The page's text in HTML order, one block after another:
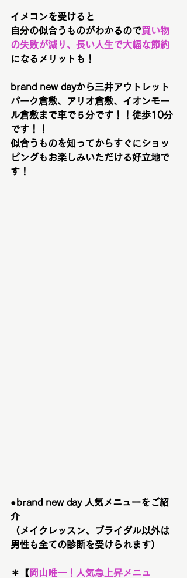
イメコンを受けると
自分の似合うものがわかるので買い物
の失敗が減り、長い人生で大幅な節約
になるメリットも！
brand new dayから三井アウトレット
パーク倉敷、アリオ倉敷、イオンモー
ル倉敷まで車で５分です！！徒歩10分
です！！
似合うものを知ってからすぐにショッ
ピングもお楽しみいただける好立地で
す！
●brand new day 人気メニューをご紹
介
（メイクレッスン、ブライダル以外は
男性も全ての診断を受けられます）
＊【岡山唯一！ 人気急上昇メニュ